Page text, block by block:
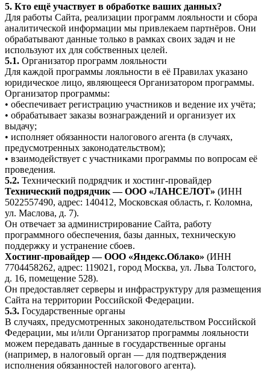
5. Кто ещё участвует в обработке ваших данных?
Для работы Сайта, реализации программ лояльности и сбора
аналитической информации мы привлекаем партнёров. Они
обрабатывают данные только в рамках своих задач и не
используют их для собственных целей.
5.1. Организатор программ лояльности
Для каждой программы лояльности в её Правилах указано
юридическое лицо, являющееся Организатором программы.
Организатор программы:
• обеспечивает регистрацию участников и ведение их учёта;
• обрабатывает заказы вознаграждений и организует их
выдачу;
• исполняет обязанности налогового агента (в случаях,
предусмотренных законодательством);
• взаимодействует с участниками программы по вопросам её
проведения.
5.2. Технический подрядчик и хостинг-провайдер
Технический подрядчик — ООО «ЛАНСЕЛОТ» (ИНН
5022557490, адрес: 140412, Московская область, г. Коломна,
ул. Маслова, д. 7).
Он отвечает за администрирование Сайта, работу
программного обеспечения, базы данных, техническую
поддержку и устранение сбоев.
Хостинг-провайдер — ООО «Яндекс.Облако» (ИНН
7704458262, адрес: 119021, город Москва, ул. Льва Толстого,
д. 16, помещение 528).
Он предоставляет серверы и инфраструктуру для размещения
Сайта на территории Российской Федерации.
5.3. Государственные органы
В случаях, предусмотренных законодательством Российской
Федерации, мы и/или Организатор программы лояльности
можем передавать данные в государственные органы
(например, в налоговый орган — для подтверждения
исполнения обязанностей налогового агента).